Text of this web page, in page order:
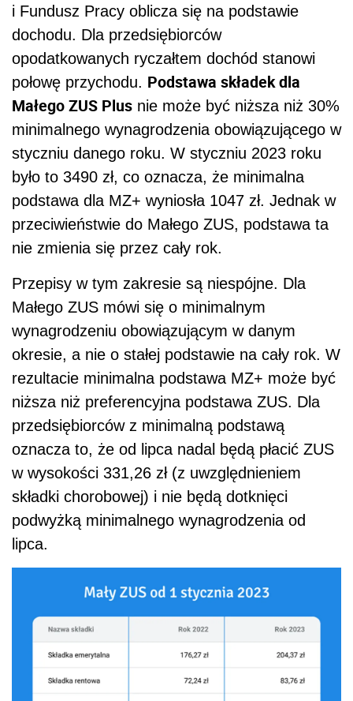
i Fundusz Pracy oblicza się na podstawie
dochodu. Dla przedsiębiorców
opodatkowanych ryczałtem dochód stanowi
połowę przychodu. Podstawa składek dla
Małego ZUS Plus nie może być niższa niż 30%
minimalnego wynagrodzenia obowiązującego w
styczniu danego roku. W styczniu 2023 roku
było to 3490 zł, co oznacza, że minimalna
podstawa dla MZ+ wyniosła 1047 zł. Jednak w
przeciwieństwie do Małego ZUS, podstawa ta
nie zmienia się przez cały rok.
Przepisy w tym zakresie są niespójne. Dla
Małego ZUS mówi się o minimalnym
wynagrodzeniu obowiązującym w danym
okresie, a nie o stałej podstawie na cały rok. W
rezultacie minimalna podstawa MZ+ może być
niższa niż preferencyjna podstawa ZUS. Dla
przedsiębiorców z minimalną podstawą
oznacza to, że od lipca nadal będą płacić ZUS
w wysokości 331,26 zł (z uwzględnieniem
składki chorobowej) i nie będą dotknięci
podwyżką minimalnego wynagrodzenia od
lipca.